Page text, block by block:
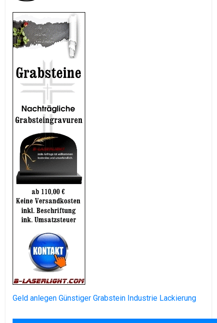
Geld anlegen Günstiger Grabstein Industrie Lackierung